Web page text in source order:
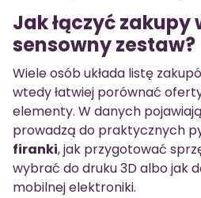
Jak łączyć zakupy
sensowny zestaw?
Wiele osób układa listę
wtedy łatwiej porównać
elementy. W danych
prowadzą do praktycznych
firanki, jak przygotować
wybrać do druku 3D albo jak
mobilnej elektroniki.